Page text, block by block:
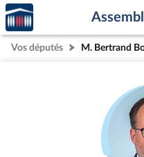
Aller au contenu
Aller en bas de la page
Accèder
à la
page
d'accueil
Vos députés